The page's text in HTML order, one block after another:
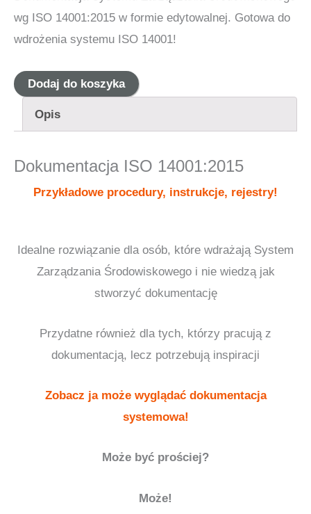
wg ISO 14001:2015 w formie edytowalnej. Gotowa do
wdrożenia systemu ISO 14001!
ilośćDodaj do koszyka
Opis
Dokumentacja ISO 14001:2015
Przykładowe procedury, instrukcje, rejestry!
Idealne rozwiązanie dla osób, które wdrażają System
Zarządzania Środowiskowego i nie wiedzą jak
stworzyć dokumentację
Przydatne również dla tych, którzy pracują z
dokumentacją, lecz potrzebują inspiracji
Zobacz ja może wyglądać dokumentacja
systemowa!
Może być prościej?
Może!